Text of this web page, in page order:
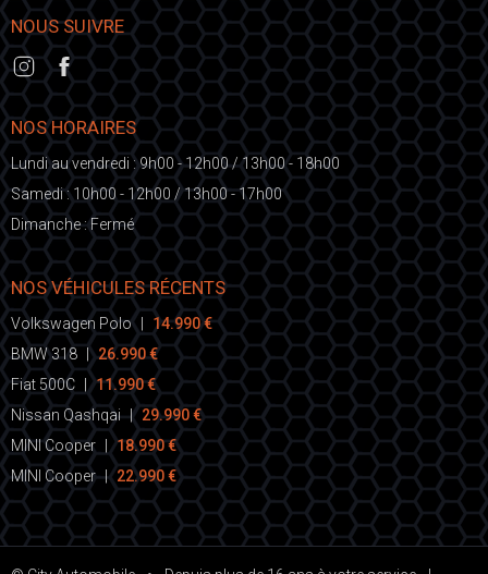
NOUS SUIVRE
NOS HORAIRES
Lundi au vendredi : 9h00 - 12h00 / 13h00 - 18h00
Samedi : 10h00 - 12h00 / 13h00 - 17h00
Dimanche : Fermé
NOS VÉHICULES RÉCENTS
Volkswagen Polo |
14.990 €
BMW 318 | 26.990 €
Fiat 500C | 11.990 €
Nissan Qashqai | 29.990 €
MINI Cooper | 18.990 €
MINI Cooper | 22.990 €